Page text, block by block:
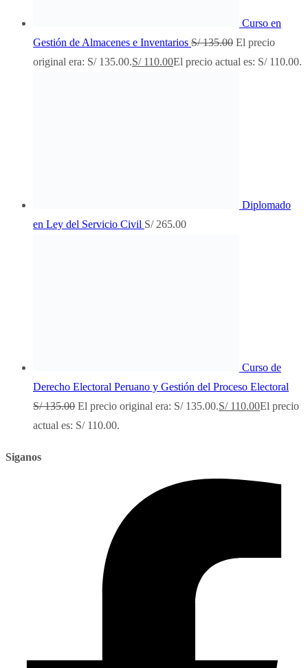
Curso en
Gestión de Almacenes e Inventarios S/135.00 El precio
original era: S/ 135.00.S/110.00El precio actual es: S/ 110.00.
Diplomado
en Ley del Servicio Civil S/265.00
Curso de
Derecho Electoral Peruano y Gestión del Proceso Electoral
S/135.00 El precio original era: S/ 135.00.S/110.00El precio
actual es: S/ 110.00.
Siganos